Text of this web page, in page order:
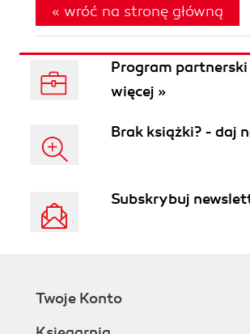
« wróć na stronę główną
Program
więcej »
Brak książki? - daj
Subskrybuj
Twoje Konto